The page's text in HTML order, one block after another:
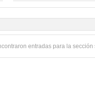
entradas para la